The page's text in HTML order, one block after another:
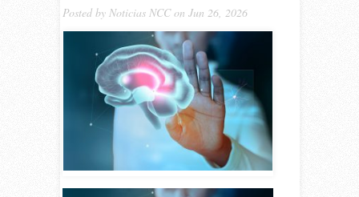
Posted by Noticias NCCon Jun 26, 2026